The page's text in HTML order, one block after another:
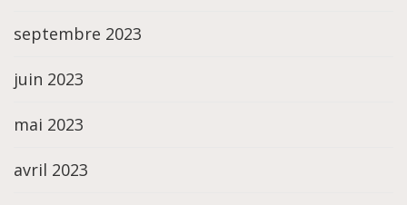
septembre 2023
juin 2023
mai 2023
avril 2023